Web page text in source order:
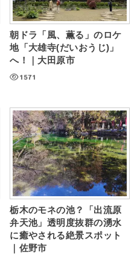
朝ドラ「風、薫る」のロケ
地「大雄寺(だいおうじ)」
へ！｜大田原市
1571
栃木のモネの池？「出流原
弁天池」透明度抜群の湧水
に癒やされる絶景スポット
｜佐野市